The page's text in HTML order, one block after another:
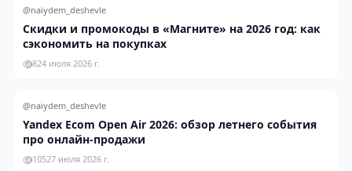
@naiydem_deshevle
Скидки и промокоды в «Магните» на 2026 год: как
сэкономить на покупках
824 июля 2026 г.
@naiydem_deshevle
Yandex Ecom Open Air 2026: обзор летнего события
про онлайн-продажи
10527 июля 2026 г.